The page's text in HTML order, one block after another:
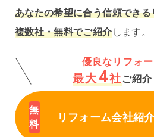
あなたの希望に合う信頼でき
複数社・無料でご紹介します。
優良なリフォ
最大 4社 ご紹介
リフォーム会社紹